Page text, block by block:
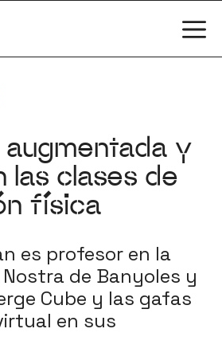
augmentada y
las clases de
física
es profesor en la
Nostra de Banyoles y
Cube y las gafas
en sus